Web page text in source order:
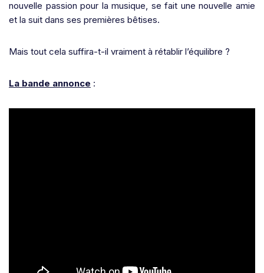
nouvelle passion pour la musique, se fait une nouvelle amie
et la suit dans ses premières bêtises.
Mais tout cela suffira-t-il vraiment à rétablir l’équilibre ?
La bande annonce :